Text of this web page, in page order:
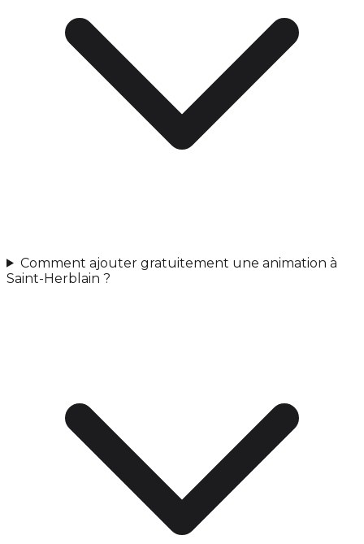
Comment ajouter gratuitement une animation à
Saint-Herblain ?